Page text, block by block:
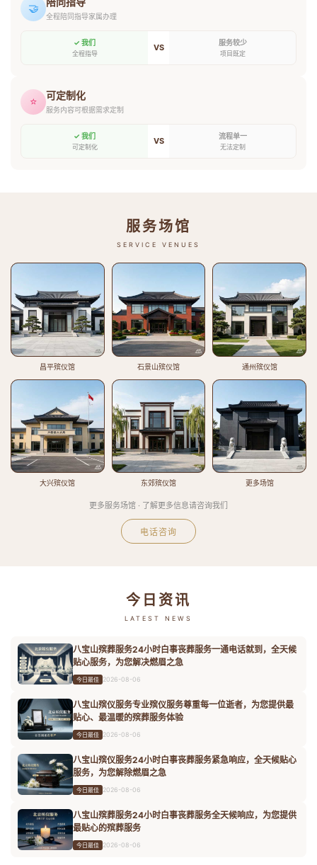
🤝
全程陪同指导家属办理
✓ 我们
全程指导
VS 服务较少
项目既定
⭐ 可定制化
服务内容可根据需求定制
✓ 我们
可定制化
VS 流程单一
无法定制
服务场馆
SERVICE VENUES
昌平殡仪馆 石景山殡仪馆 通州殡仪馆
大兴殡仪馆 东郊殡仪馆 更多场馆
更多服务场馆 · 了解更多信息请咨询我们
电话咨询
今日资讯
LATEST NEWS
八宝山殡葬服务24小时白事丧葬服务一通电话就到，全天候
贴心服务，为您解决燃眉之急
今日最佳 2026-08-06
八宝山殡仪服务专业殡仪服务尊重每一位逝者，为您提供最
贴心、最温暖的殡葬服务体验
今日最佳 2026-08-06
八宝山殡仪服务24小时白事丧葬服务紧急响应，全天候贴心
服务，为您解除燃眉之急
今日最佳 2026-08-06
八宝山殡葬服务24小时白事丧葬服务全天候响应，为您提供
最贴心的殡葬服务
今日最佳 2026-08-06